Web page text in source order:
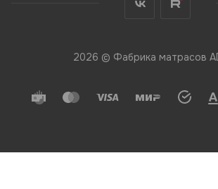
2026 © Фабрика матрасов